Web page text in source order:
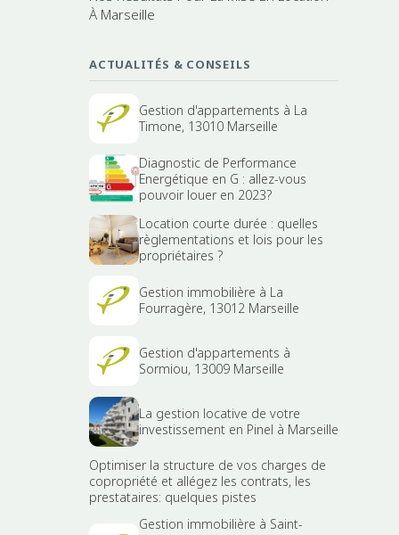
À Marseille
ACTUALITÉS & CONSEILS
Gestion d'appartements à La
Timone, 13010 Marseille
Diagnostic de Performance
Energétique en G : allez-vous
pouvoir louer en 2023?
Location courte durée : quelles
règlementations et lois pour les
propriétaires ?
Gestion immobilière à La
Fourragère, 13012 Marseille
Gestion d'appartements à
Sormiou, 13009 Marseille
La gestion locative de votre
investissement en Pinel à Marseille
Optimiser la structure de vos charges de
copropriété et allégez les contrats, les
prestataires: quelques pistes
Gestion immobilière à Saint-